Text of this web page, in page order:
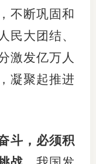
不断巩固和
民大团结、
激发亿万人
凝聚起推进
斗，必须积